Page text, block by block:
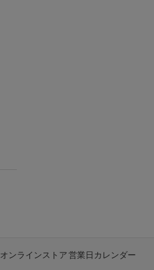
オンラインストア 営業日カレンダー